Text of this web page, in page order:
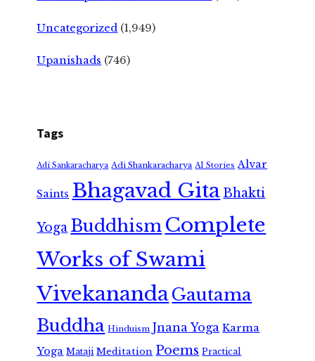
Uncategorized (1,949)
Upanishads (746)
Tags
Adi Sankaracharya Adi Shankaracharya AI Stories Alvar
Saints Bhagavad GitaBhakti
Yoga Buddhism Complete
Works of Swami
VivekanandaGautama
Buddha Hinduism Jnana Yoga Karma
Yoga Mataji Meditation Poems Practical